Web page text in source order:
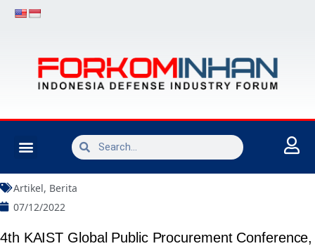
Artikel, Berita
07/12/2022
4th KAIST Global Public Procurement Conference,